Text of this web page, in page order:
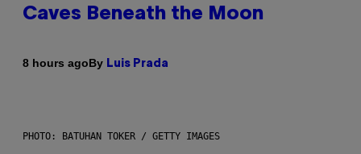
Caves Beneath the Moon
8 hours agoBy Luis Prada
PHOTO: BATUHAN TOKER / GETTY IMAGES